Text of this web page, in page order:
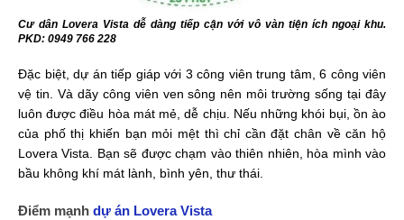
Cư dân Lovera Vista dễ dàng tiếp cận với vô vàn tiện ích ngoại khu.
PKD: 0949 766 228
Đặc biệt, dự án tiếp giáp với 3 công viên trung tâm, 6 công viên
vệ tin. Và dãy công viên ven sông nên môi trường sống tại đây
luôn được điều hòa mát mẻ, dễ chịu. Nếu những khói bụi, ồn ào
của phố thị khiến bạn mỏi mệt thì chỉ cần đặt chân về căn hộ
Lovera Vista. Bạn sẽ được chạm vào thiên nhiên, hòa mình vào
bầu không khí mát lành, bình yên, thư thái.
Điểm mạnh dự án Lovera Vista